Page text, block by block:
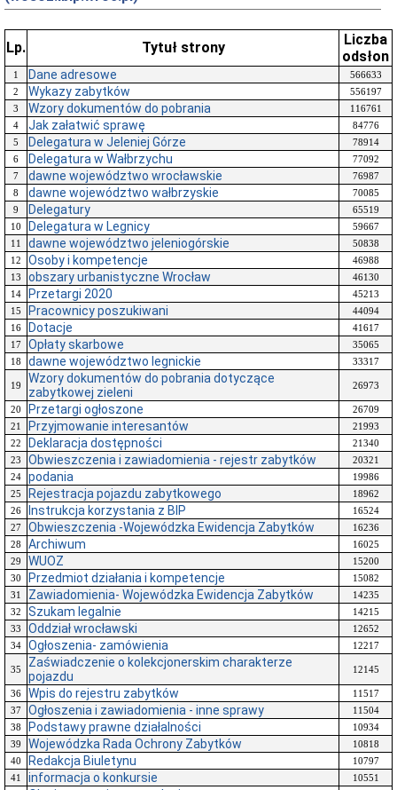
Lp. Tytuł strony
Liczba
odsłon
1 Dane adresowe
566633
2
Wykazy zabytków
556197
3
Wzory dokumentów do pobrania
116761
4
Jak załatwić sprawę
84776
5
Delegatura w Jeleniej Górze
78914
6
Delegatura w Wałbrzychu
77092
7
dawne województwo wrocławskie
76987
8
dawne województwo wałbrzyskie
70085
9
Delegatury
65519
10
Delegatura w Legnicy
59667
11
dawne województwo jeleniogórskie
50838
12
Osoby i kompetencje
46988
13
obszary urbanistyczne Wrocław
46130
14
Przetargi 2020
45213
15
Pracownicy poszukiwani
44094
16
Dotacje
41617
17
Opłaty skarbowe
35065
18
dawne województwo legnickie 33317
19
Wzory dokumentów do pobrania dotyczące
zabytkowej zieleni
26973
20 Przetargi ogłoszone
26709
21
Przyjmowanie interesantów
21993
22
Deklaracja dostępności
21340
23
Obwieszczenia i zawiadomienia - rejestr zabytków
20321
24
podania
19986
25
Rejestracja pojazdu zabytkowego
18962
26
Instrukcja korzystania z BIP
16524
27
Obwieszczenia -Wojewódzka Ewidencja Zabytków
16236
28
Archiwum
16025
29
WUOZ
15200
30
Przedmiot działania i kompetencje
15082
31
Zawiadomienia- Wojewódzka Ewidencja Zabytków
14235
32
Szukam legalnie
14215
33
Oddział wrocławski
12652
34
Ogłoszenia- zamówienia 12217
35
Zaświadczenie o kolekcjonerskim charakterze
pojazdu
12145
36 Wpis do rejestru zabytków
11517
37
Ogłoszenia i zawiadomienia - inne sprawy
11504
38
Podstawy prawne działalności
10934
39
Wojewódzka Rada Ochrony Zabytków
10818
40
Redakcja Biuletynu
10797
41
informacja o konkursie
10551